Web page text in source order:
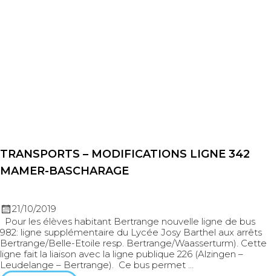
TRANSPORTS – MODIFICATIONS LIGNE 342
MAMER-BASCHARAGE
21/10/2019
Pour les élèves habitant Bertrange nouvelle ligne de bus
982: ligne supplémentaire du Lycée Josy Barthel aux arrêts
Bertrange/Belle-Etoile resp. Bertrange/Waasserturm). Cette
ligne fait la liaison avec la ligne publique 226 (Alzingen –
Leudelange – Bertrange). Ce bus permet …